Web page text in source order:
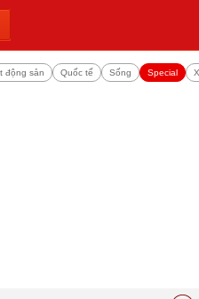
động sản Quốc tế Sống Special